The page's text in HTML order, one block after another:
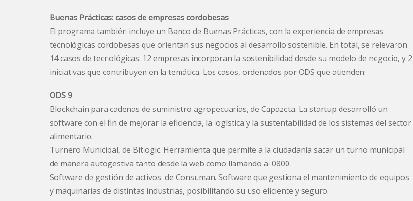
Buenas Prácticas: casos de empresas cordobesas
El programa también incluye un Banco de Buenas Prácticas, con la experiencia de empresas
tecnológicas cordobesas que orientan sus negocios al desarrollo sostenible. En total, se relevaron
14 casos de tecnológicas: 12 empresas incorporan la sostenibilidad desde su modelo de negocio, y 2
iniciativas que contribuyen en la temática. Los casos, ordenados por ODS que atienden:
ODS 9
Blockchain para cadenas de suministro agropecuarias, de Capazeta. La startup desarrolló un
software con el fin de mejorar la eficiencia, la logística y la sustentabilidad de los sistemas del sector
alimentario.
Turnero Municipal, de Bitlogic. Herramienta que permite a la ciudadanía sacar un turno municipal
de manera autogestiva tanto desde la web como llamando al 0800.
Software de gestión de activos, de Consuman. Software que gestiona el mantenimiento de equipos
y maquinarias de distintas industrias, posibilitando su uso eficiente y seguro.